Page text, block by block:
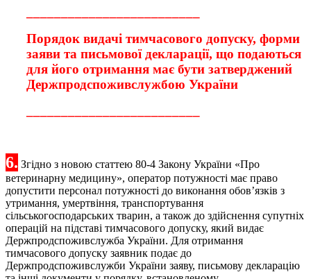
Порядок видачі тимчасового допуску, форми
заяви та письмової декларації, що подаються
для його отримання має бути затверджений
Держпродспоживслужбою України
6. Згідно з новою статтею 80-4 Закону України «Про
ветеринарну медицину», оператор потужності має право
допустити персонал потужності до виконання обов’язків з
утримання, умертвіння, транспортування
сільськогосподарських тварин, а також до здійснення супутніх
операцій на підставі тимчасового допуску, який видає
Держпродспоживслужба України. Для отримання
тимчасового допуску заявник подає до
Держпродспоживслужби України заяву, письмову декларацію